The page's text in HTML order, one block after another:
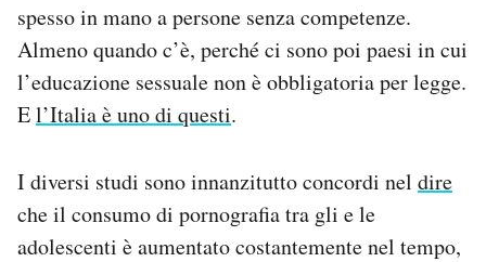
spesso in mano a persone senza competenze.
Almeno quando c’è, perché ci sono poi paesi in cui
l’educazione sessuale non è obbligatoria per legge.
El’Italia è uno di questi.
I diversi studi sono innanzitutto concordi nel dire
che il consumo di pornografia tra gli e le
adolescenti è aumentato costantemente nel tempo,